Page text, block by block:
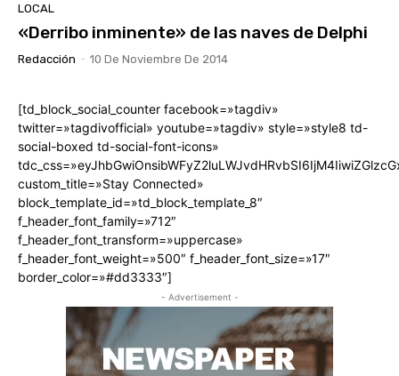
LOCAL
«Derribo inminente» de las naves de Delphi
Redacción - 10 De Noviembre De 2014
[td_block_social_counter facebook=»tagdiv»
twitter=»tagdivofficial» youtube=»tagdiv» style=»style8 td-
social-boxed td-social-font-icons»
custom_title=»Stay Connected»
block_template_id=»td_block_template_8″
f_header_font_family=»712″
f_header_font_transform=»uppercase»
f_header_font_weight=»500″ f_header_font_size=»17″
border_color=»#dd3333″]
- Advertisement -